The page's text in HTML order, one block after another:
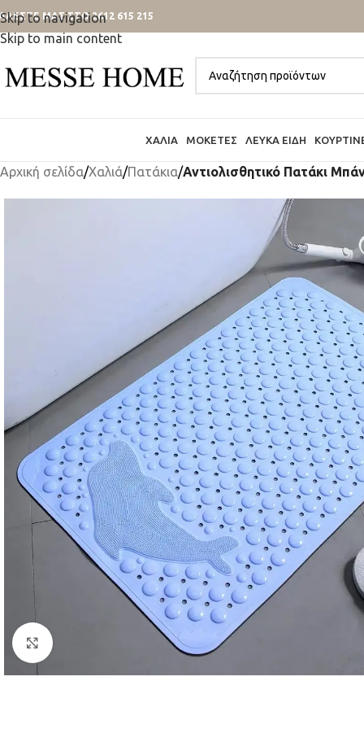
Skip to navigation
Skip to main content
ΜΑΣ ΣΤΟ 2612 615 215
ΧΑΛΙΆ ΜΟΚΈΤΕΣ ΛΕΥΚΆ ΕΊΔΗ
Αρχική σελίδα/Χαλιά/Πατάκια/Αντιολισθητικό Πατάκι